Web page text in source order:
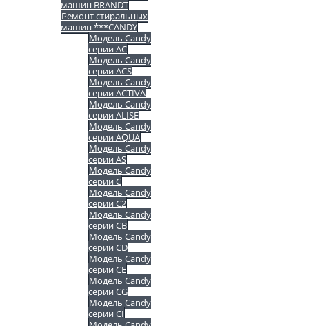
машин BRANDT
Ремонт стиральных
машин ***CANDY
Модель Candy
серии AC
Модель Candy
серии ACS
Модель Candy
серии ACTIVA
Модель Candy
серии ALISE
Модель Candy
серии AQUA
Модель Candy
серии AS
Модель Candy
серии C
Модель Candy
серии C2
Модель Candy
серии CB
Модель Candy
серии CD
Модель Candy
серии CE
Модель Candy
серии CG
Модель Candy
серии CI